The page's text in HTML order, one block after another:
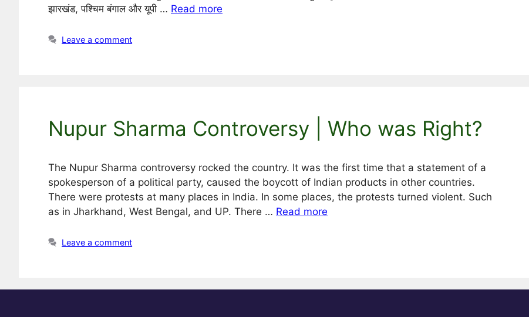
झारखंड, पश्चिम बंगाल और यूपी … Read more
Leave a comment
Nupur Sharma Controversy | Who was Right?
The Nupur Sharma controversy rocked the country. It was the first time that a statement of a
spokesperson of a political party, caused the boycott of Indian products in other countries.
There were protests at many places in India. In some places, the protests turned violent. Such
as in Jharkhand, West Bengal, and UP. There … Read more
Leave a comment